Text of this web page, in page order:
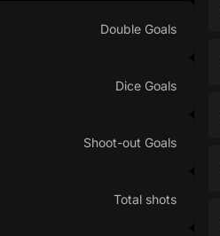
Double Goals
Dice Goals
Shoot-out Goals
Total shots